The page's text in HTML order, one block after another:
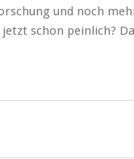
und noch
jetzt schon peinlich?